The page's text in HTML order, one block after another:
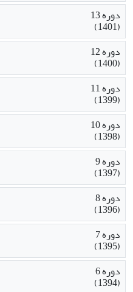
دوره 13
(1401)
دوره 12
(1400)
دوره 11
(1399)
دوره 10
(1398)
دوره 9
(1397)
دوره 8
(1396)
دوره 7
(1395)
دوره 6
(1394)